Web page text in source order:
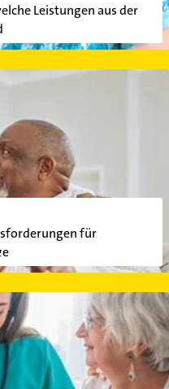
Leistungen aus der
für
für
Informationen